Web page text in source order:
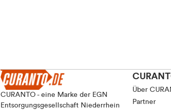
CURANTO - eine Marke der EGN
Entsorgungsgesellschaft Niederrhein
Über
Partner